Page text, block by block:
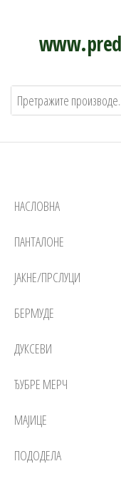
НАСЛОВНА
ПАНТАЛОНЕ
ЈАКНЕ/ПРСЛУЦИ
БЕРМУДЕ
ДУКСЕВИ
ЂУБРЕ МЕРЧ
МАЈИЦЕ
ПОДОДЕЛА